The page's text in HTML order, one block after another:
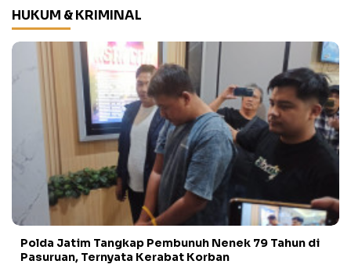
HUKUM & KRIMINAL
Polda Jatim Tangkap Pembunuh Nenek 79 Tahun di
Pasuruan, Ternyata Kerabat Korban